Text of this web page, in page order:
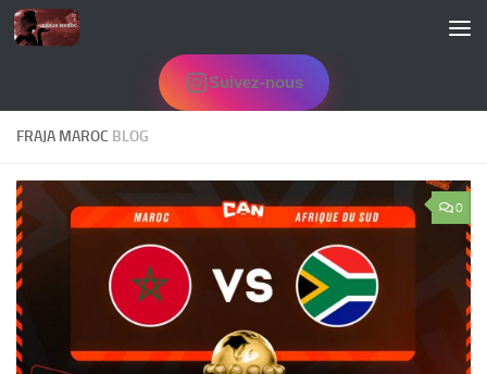
Skip to content
Suivez-nous
FRAJA MAROC BLOG
0